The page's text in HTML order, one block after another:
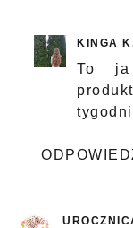
KINGA
To ja